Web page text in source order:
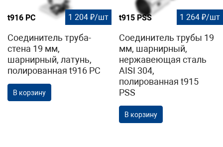
t916 PС 1 204 ₽/шт
Соединитель труба-
стена 19 мм,
шарнирный, латунь,
полированная t916 PС
В корзину
t915 PSS 1 264 ₽/шт
Соединитель трубы 19
мм, шарнирный,
нержавеющая сталь
AISI 304,
полированная t915
PSS
В корзину